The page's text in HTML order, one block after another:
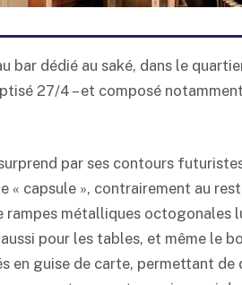
dédié au saké, dans le
27/4 – et composé
par ses contours
capsule », contrairement au
rampes métalliques octogonales
pour les tables, et même le
guise de carte, permettant de